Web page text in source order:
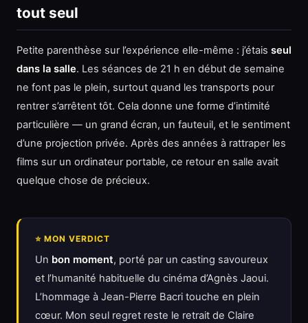
tout seul
Petite parenthèse sur l’expérience elle-même : j’étais seul
dans la salle. Les séances de 21 h en début de semaine
ne font pas le plein, surtout quand les transports pour
rentrer s’arrêtent tôt. Cela donne une forme d’intimité
particulière — un grand écran, un fauteuil, et le sentiment
d’une projection privée. Après des années à rattraper les
films sur un ordinateur portable, ce retour en salle avait
quelque chose de précieux.
⭐ MON VERDICT
Un bon moment, porté par un casting savoureux
et l’humanité habituelle du cinéma d’Agnès Jaoui.
L’hommage à Jean-Pierre Bacri touche en plein
cœur. Mon seul regret reste le retrait de Claire